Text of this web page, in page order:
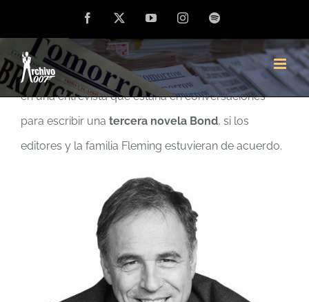
al
contenido
Facebook YouTubeInstagramSpotify
El escritor británico Anthony Horowitzha declarado
en una entrevista que estaría en conversaciones
para escribir una tercera novela Bond, si los
editores y la familia Fleming estuvieran de acuerdo.